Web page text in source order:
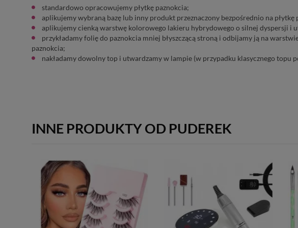
standardowo opracowujemy płytkę paznokcia;
aplikujemy wybraną bazę lub inny produkt przeznaczony bezpośrednio na
aplikujemy cienką warstwę kolorowego lakieru hybrydowego o silnej dyspersji i
przykładamy folię do paznokcia mniej błyszczącą stroną i odbijamy ją na
paznokcia;
nakładamy dowolny top i utwardzamy w lampie (w przypadku klasycznego topu
INNE PRODUKTY OD PUDEREK